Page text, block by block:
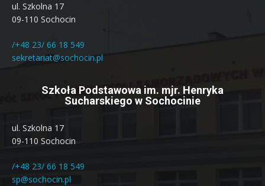
ul. Szkolna 17
09-110 Sochocin
/+48 23/ 66 18 549
sekretariat@sochocin.pl
Szkoła Podstawowa im. mjr. Henryka
Sucharskiego w Sochocinie
ul. Szkolna 17
09-110 Sochocin
/+48 23/ 66 18 549
sp@sochocin.pl